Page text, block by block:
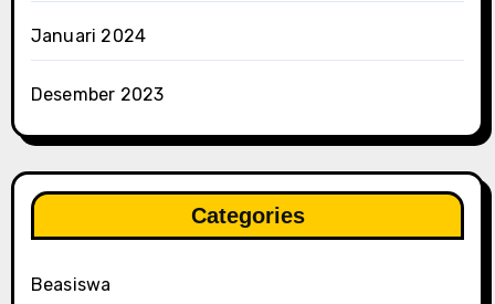
Januari 2024
Desember 2023
Categories
Beasiswa